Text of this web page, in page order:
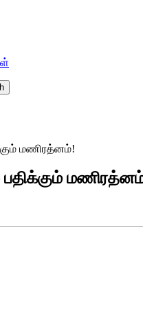
மணிரத்னம்!